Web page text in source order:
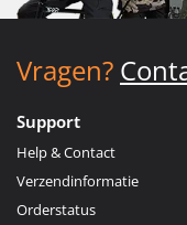
Vragen?
Support
Help & Contact
Verzendinformatie
Orderstatus